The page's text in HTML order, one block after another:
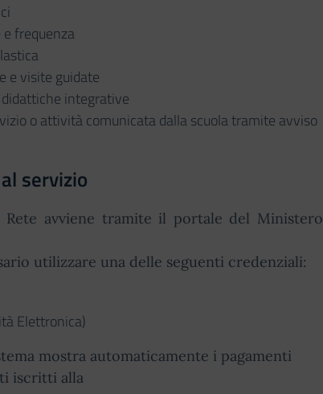
frequenza
e visite guidate
integrative
o attività comunicata dalla scuola tramite avviso
servizio
Rete avviene tramite il portale del Ministero
utilizzare una delle seguenti credenziali:
Elettronica)
mostra automaticamente i pagamenti
iscritti alla